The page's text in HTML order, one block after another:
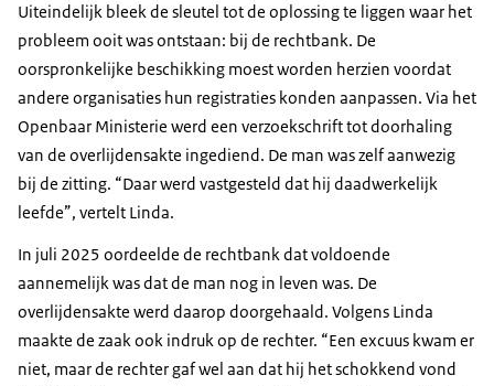
Uiteindelijk bleek de sleutel tot de oplossing te liggen waar het
probleem ooit was ontstaan: bij de rechtbank. De
oorspronkelijke beschikking moest worden herzien voordat
andere organisaties hun registraties konden aanpassen. Via het
Openbaar Ministerie werd een verzoekschrift tot doorhaling
van de overlijdensakte ingediend. De man was zelf aanwezig
bij de zitting. “Daar werd vastgesteld dat hij daadwerkelijk
leefde”, vertelt Linda.
In juli 2025 oordeelde de rechtbank dat voldoende
aannemelijk was dat de man nog in leven was. De
overlijdensakte werd daarop doorgehaald. Volgens Linda
maakte de zaak ook indruk op de rechter. “Een excuus kwam er
niet, maar de rechter gaf wel aan dat hij het schokkend vond